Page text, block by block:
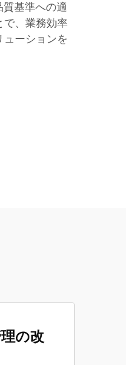
基準への適
で、業務効率
ーションを
の改